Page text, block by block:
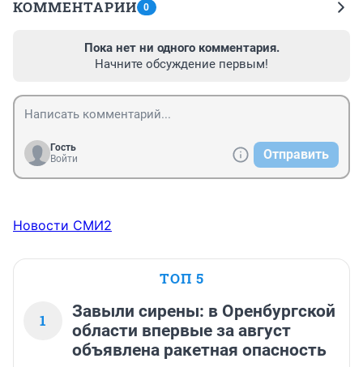
КОММЕНТАРИИ 0
Пока нет ни одного комментария.
Начните обсуждение первым!
Гость
Войти
Отправить
Новости СМИ2
ТОП 5
1
Завыли сирены: в Оренбургской
области впервые за август
объявлена ракетная опасность